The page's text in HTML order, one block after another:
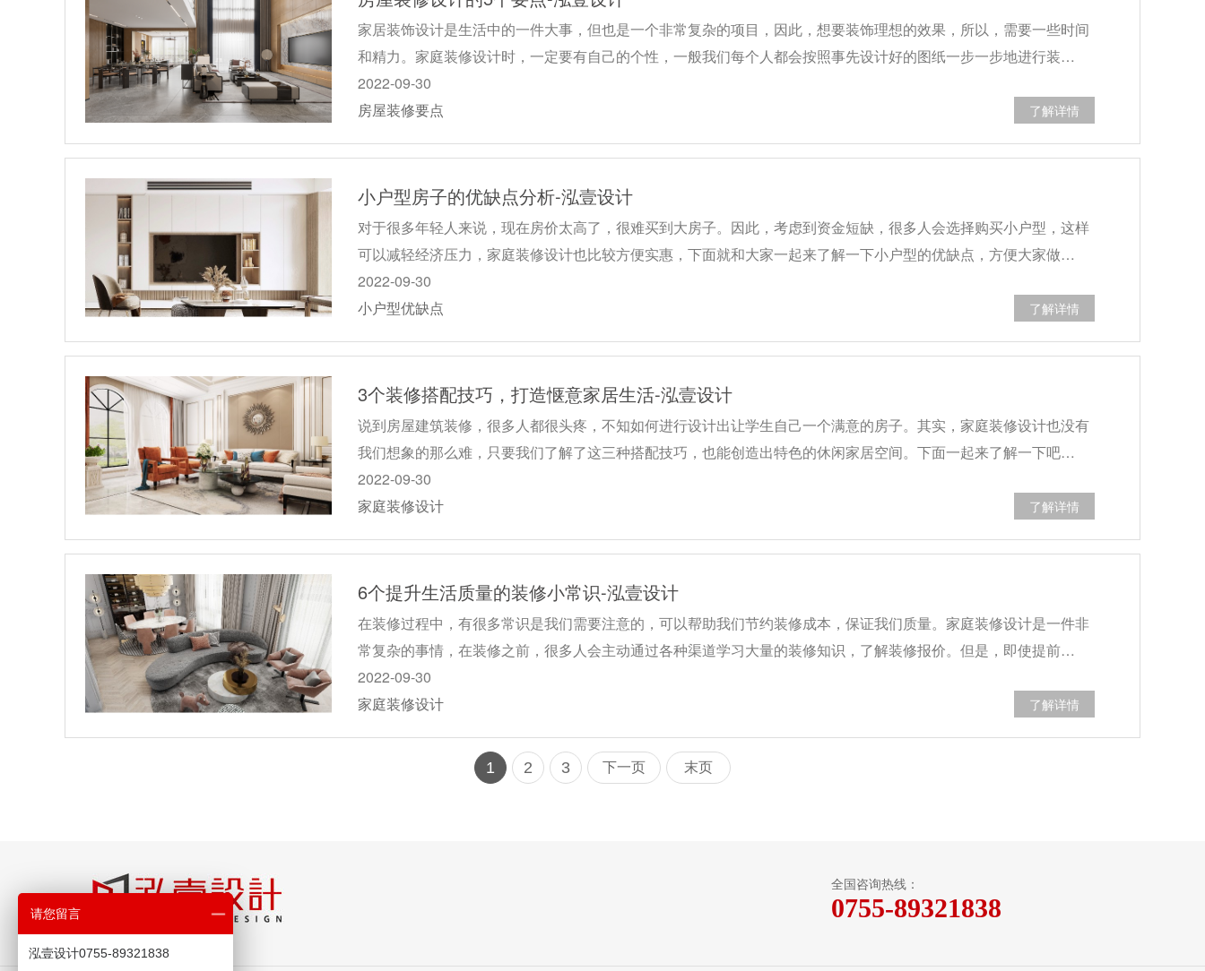
家居装饰设计是生活中的一件大事，但也是一个非常复杂的项目，因此，想要装饰理想的效果，所以，需要一些时间
和精力。家庭装修设计时，一定要有自己的个性，一般我们每个人都会按照事先设计好的图纸一步一步地进行装…
2022-09-30
房屋装修要点
了解详情
小户型房子的优缺点分析-泓壹设计
对于很多年轻人来说，现在房价太高了，很难买到大房子。因此，考虑到资金短缺，很多人会选择购买小户型，这样
可以减轻经济压力，家庭装修设计也比较方便实惠，下面就和大家一起来了解一下小户型的优缺点，方便大家做…
2022-09-30
小户型优缺点
了解详情
3个装修搭配技巧，打造惬意家居生活-泓壹设计
说到房屋建筑装修，很多人都很头疼，不知如何进行设计出让学生自己一个满意的房子。其实，家庭装修设计也没有
我们想象的那么难，只要我们了解了这三种搭配技巧，也能创造出特色的休闲家居空间。下面一起来了解一下吧…
2022-09-30
家庭装修设计
了解详情
6个提升生活质量的装修小常识-泓壹设计​
在装修过程中，有很多常识是我们需要注意的，可以帮助我们节约装修成本，保证我们质量。家庭装修设计是一件非
常复杂的事情，在装修之前，很多人会主动通过各种渠道学习大量的装修知识，了解装修报价。但是，即使提前…
2022-09-30
家庭装修设计
了解详情
1 2 3 下一页 末页
全国咨询热线：
0755-89321838
请您留言
泓壹设计0755-89321838